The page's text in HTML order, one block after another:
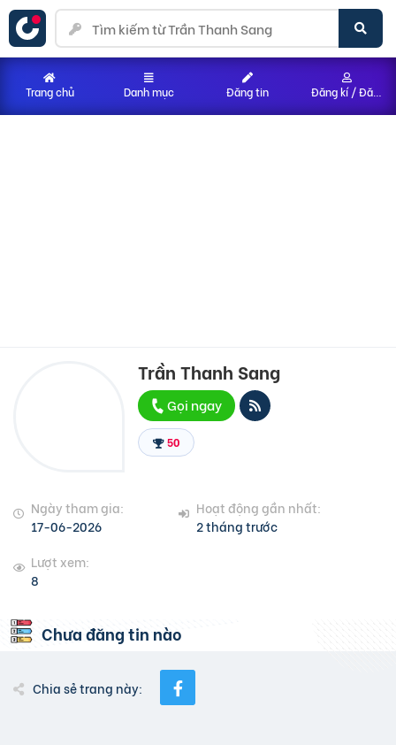
50
Trần Thanh Sang
Gọi ngay
Ngày tham gia:
17-06-2026
Hoạt động gần nhất:
2 tháng trước
Lượt xem:
8
Chưa đăng tin nào
Chia sẻ trang này:
Trang chủ Danh mục Đăng tin